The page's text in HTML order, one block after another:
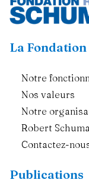
La Fondation
Notre
Nos valeurs
Notre
Robert
Contactez-
Publications